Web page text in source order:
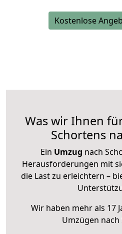
Kostenlose
Was wir Ihnen
Schortens
Ein Umzug nach
Herausforderungen mit
die Last zu erleichtern –
Wir haben mehr als 17
Umzügen nach